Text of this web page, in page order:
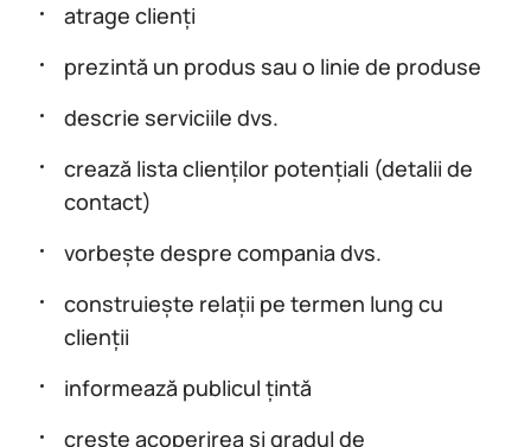
atrage clienți
prezintă un produs sau o linie de produse
descrie serviciile dvs.
crează lista clienților potențiali (detalii de
contact)
vorbește despre compania dvs.
construiește relații pe termen lung cu
clienții
informează publicul țintă
crește acoperirea și gradul de